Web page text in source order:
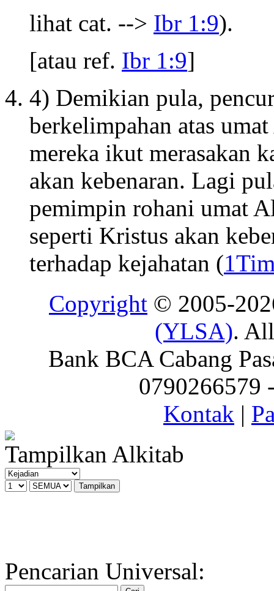
lihat cat. --> Ibr 1:9).
[atau ref. Ibr 1:9]
4) Demikian pula,
berkelimpahan atas
mereka ikut merasakan
akan kebenaran. Lagi
pemimpin rohani umat
seperti Kristus akan
terhadap kejahatan (
Copyright © 2005-
(YLSA).
Bank BCA Cabang
0790266579
Kontak |
Tampilkan Alkitab
Pencarian Universal: